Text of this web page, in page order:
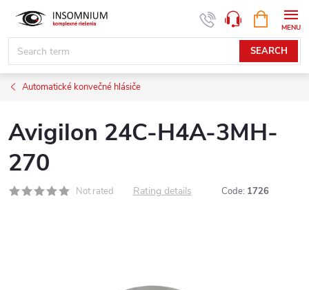
content
SEARCH
CART
Automatické konvečné hlásiče
Avigilon 24C-H4A-3MH-
270
Not rated Rating details Code: 1726
www.insomnium.sk - Chat